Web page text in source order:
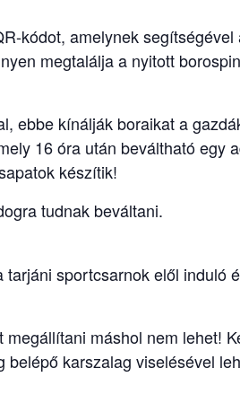
kódot, amelynek
megtalálja a nyitott
ebbe kínálják boraikat a
16 óra után beváltható egy
készítik!
tudnak beváltani.
sportcsarnok elől induló
máshol nem lehet!
karszalag viselésével